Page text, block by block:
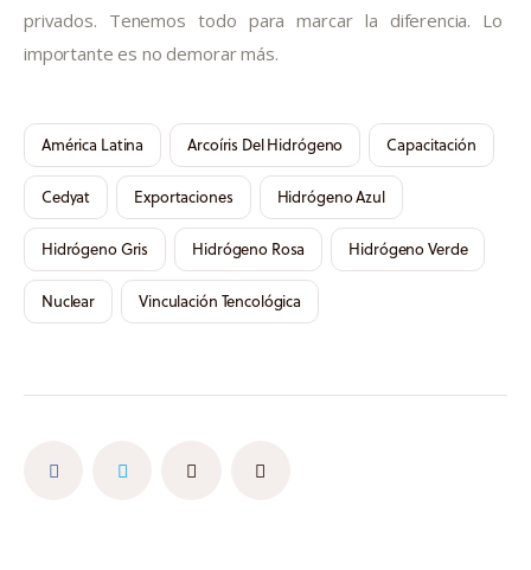
privados. Tenemos todo para marcar la diferencia. Lo
importante es no demorar más.
América Latina Arcoíris Del Hidrógeno Capacitación
Cedyat Exportaciones Hidrógeno Azul
Hidrógeno Gris Hidrógeno Rosa Hidrógeno Verde
Nuclear Vinculación Tencológica